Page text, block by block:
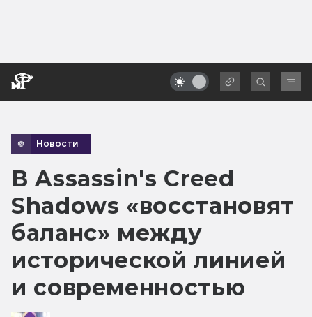
Новости
В Assassin's Creed
Shadows «восстановят
баланс» между
исторической линией
и современностью